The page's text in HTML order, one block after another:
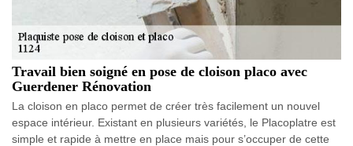
Travail bien soigné en pose de cloison placo avec
Guerdener Rénovation
La cloison en placo permet de créer très facilement un nouvel
espace intérieur. Existant en plusieurs variétés, le Placoplatre est
simple et rapide à mettre en place mais pour s’occuper de cette